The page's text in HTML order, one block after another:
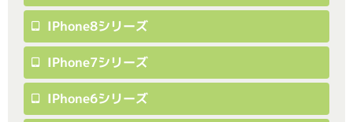
IPhone8シリーズ
IPhone7シリーズ
IPhone6シリーズ